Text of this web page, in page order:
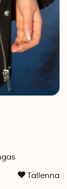
Tallenna